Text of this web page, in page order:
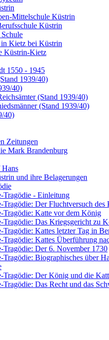
Mittelschule Küstrin
Küstrin
Kietz bei Küstrin
Küstrin-Kietz
1550 - 1945
1939/40)
40)
(Stand 1939/40)
(Stand 1939/40)
40)
Zeitungen
Mark Brandenburg
und ihre Belagerungen
Tragödie - Einleitung
Tragödie: Der Fluchtversuch des
Tragödie: Katte vor dem König
Tragödie: Das Kriegsgericht zu
Tragödie: Kattes letzter Tag in
Tragödie: Kattes Überführung
Tragödie: Der 6. November 1730
Tragödie: Biographisches über
Tragödie: Der König und die
Tragödie: Das Recht und das